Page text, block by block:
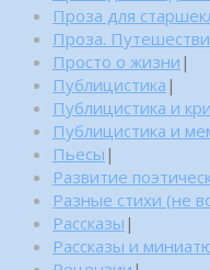
Проза для
Проза.
Просто о жизни |
Публицистика |
Публицистика и
Публицистика и
Пьесы |
Развитие
Разные стихи (не
Рассказы |
Рассказы и